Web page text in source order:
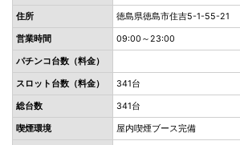
住所 徳島県徳島市住吉5-1-55-21
営業時間 09:00～23:00
パチンコ台数（料金）
スロット台数（料金） 341台
総台数 341台
喫煙環境 屋内喫煙ブース完備